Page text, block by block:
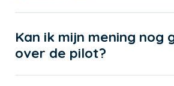
Kan ik mijn mening nog
over de pilot?